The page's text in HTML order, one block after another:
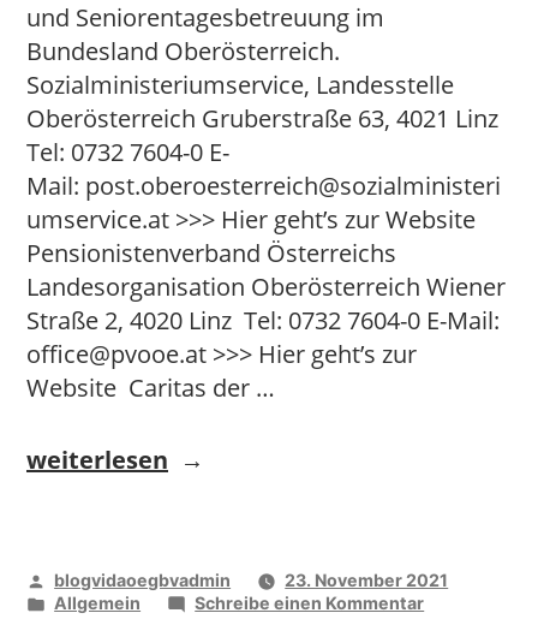
und Seniorentagesbetreuung im
Bundesland Oberösterreich.
Sozialministeriumservice, Landesstelle
Oberösterreich Gruberstraße 63, 4021 Linz
Tel: 0732 7604-0 E-
Mail: post.oberoesterreich@sozialministeri
umservice.at >>> Hier geht’s zur Website
Pensionistenverband Österreichs
Landesorganisation Oberösterreich Wiener
Straße 2, 4020 Linz Tel: 0732 7604-0 E-Mail:
office@pvooe.at >>> Hier geht’s zur
Website Caritas der …
„Oberösterreich“
weiterlesen
Veröffentlicht
von
blogvidaoegbvadmin
23. November 2021
Veröffentlicht
Allgemein Schreibe einen Kommentarzu